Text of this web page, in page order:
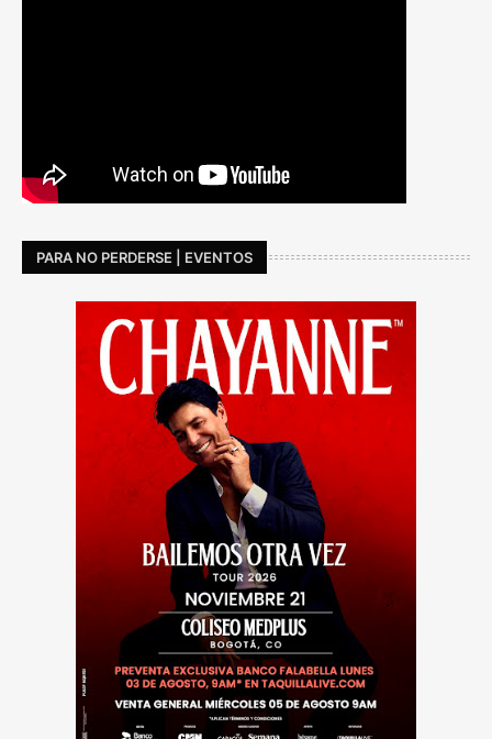
PARA NO PERDERSE | EVENTOS